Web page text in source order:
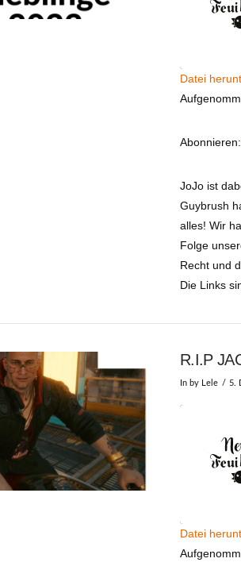
TEILEN
Datei
Abonnieren:
JoJo ist
Guybrush
alles! Wir
Folge
Recht und
Die Links
R.I.P
In by Lele 5.
TEILEN
Datei